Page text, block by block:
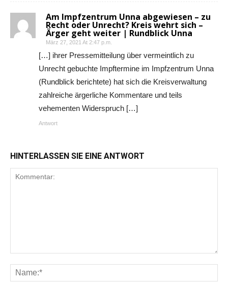
Am Impfzentrum Unna abgewiesen – zu
Recht oder Unrecht? Kreis wehrt sich –
Ärger geht weiter | Rundblick Unna
März 27, 2021 At 2:47 p.m.
[…] ihrer Pressemitteilung über vermeintlich zu
Unrecht gebuchte Impftermine im Impfzentrum Unna
(Rundblick berichtete) hat sich die Kreisverwaltung
zahlreiche ärgerliche Kommentare und teils
vehementen Widerspruch […]
Antwort
HINTERLASSEN SIE EINE ANTWORT